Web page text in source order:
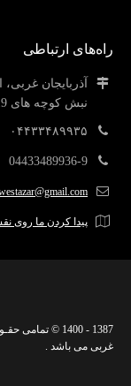
راه‌های ارتباطی
آذربایجان
نبش کوچه های 19 و 21
۰۴۴۳۳۴۸۹۹۳۵
04433489936-9
پیدا کردن ما روی
1387 - 1400 ©
غربی می باشد .